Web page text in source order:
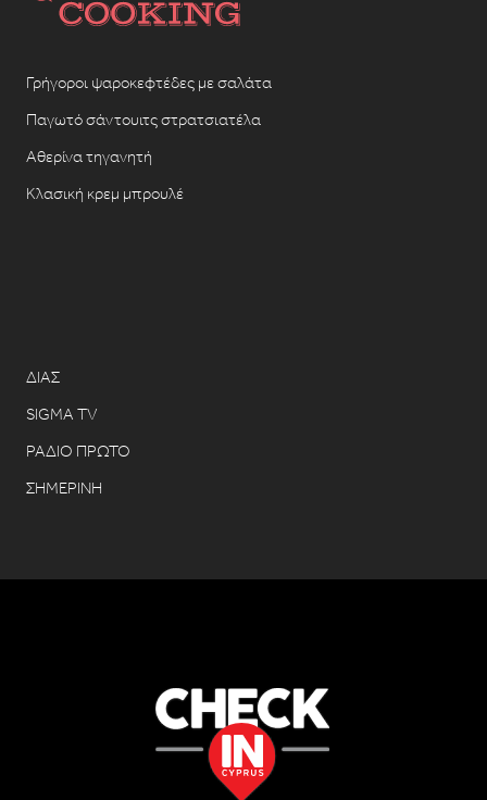
Γρήγοροι ψαροκεφτέδες με σαλάτα
Παγωτό σάντουιτς στρατσιατέλα
Αθερίνα τηγανητή
Κλασική κρεμ μπρουλέ
ΔΙΑΣ
SIGMA TV
ΡΑΔΙΟ ΠΡΩΤΟ
ΣΗΜΕΡΙΝΗ